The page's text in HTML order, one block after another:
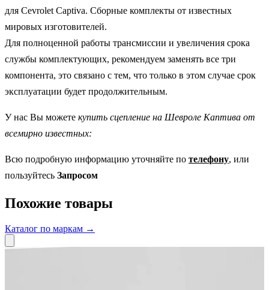
для Cevrolet Captiva. Сборные комплекты от известных
мировых изготовителей.
Для полноценной работы трансмиссии и увеличения срока
службы комплектующих, рекомендуем заменять все три
компонента, это связано с тем, что только в этом случае срок
эксплуатации будет продолжительным.
У нас Вы можете купить сцепление на Шевроле Каптива от
всемирно известных:
Всю подробную информацию уточняйте по телефону, или
пользуйтесь Запросом
Похожие товары
Каталог по маркам →